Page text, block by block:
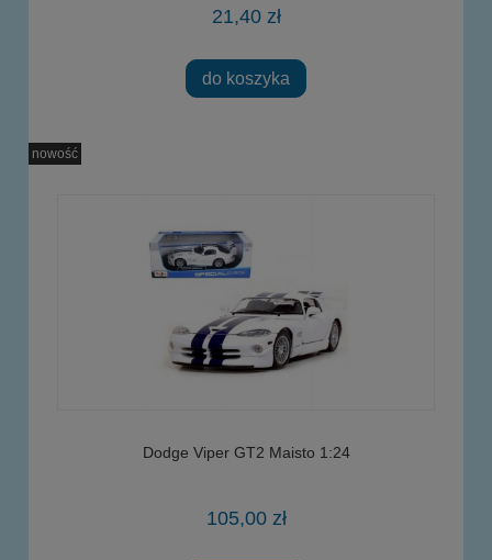
21,40 zł
do koszyka
Dodge Viper GT2 Maisto 1:24
105,00 zł
nowość